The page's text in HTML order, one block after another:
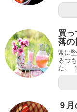
買っ
落の
常に
るつ
た。
９